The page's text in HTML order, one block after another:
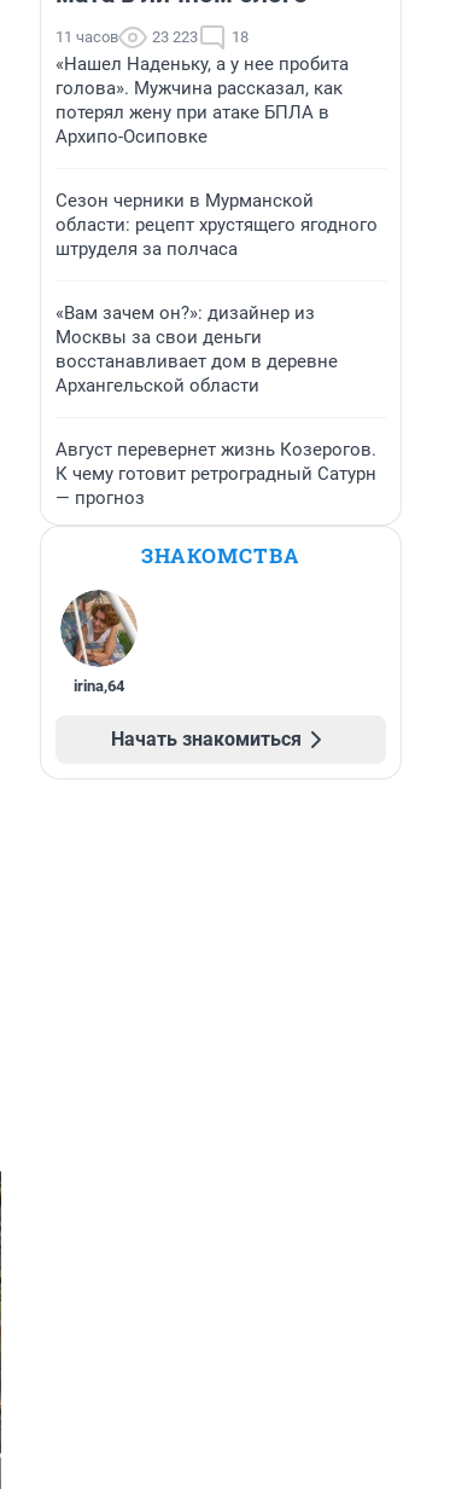
11 часов 23 223 18
«Нашел Наденьку, а у нее пробита
голова». Мужчина рассказал, как
потерял жену при атаке БПЛА в
Архипо-Осиповке
Сезон черники в Мурманской
области: рецепт хрустящего ягодного
штруделя за полчаса
«Вам зачем он?»: дизайнер из
Москвы за свои деньги
восстанавливает дом в деревне
Архангельской области
Август перевернет жизнь Козерогов.
К чему готовит ретроградный Сатурн
— прогноз
ЗНАКОМСТВА
irina,64
Начать знакомиться